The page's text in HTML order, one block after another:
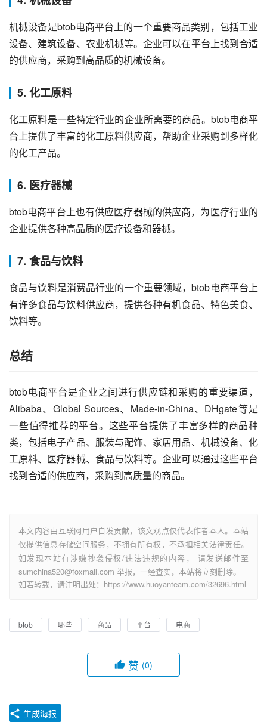
机械设备是btob电商平台上的一个重要商品类别，包括工业
设备、建筑设备、农业机械等。企业可以在平台上找到合适
的供应商，采购到高品质的机械设备。
5. 化工原料
化工原料是一些特定行业的企业所需要的商品。btob电商平
台上提供了丰富的化工原料供应商，帮助企业采购到多样化
的化工产品。
6. 医疗器械
btob电商平台上也有供应医疗器械的供应商，为医疗行业的
企业提供各种高品质的医疗设备和器械。
7. 食品与饮料
食品与饮料是消费品行业的一个重要领域，btob电商平台上
有许多食品与饮料供应商，提供各种有机食品、特色美食、
饮料等。
总结
btob电商平台是企业之间进行供应链和采购的重要渠道，
Alibaba、Global Sources、Made-in-China、DHgate等是
一些值得推荐的平台。这些平台提供了丰富多样的商品种
类，包括电子产品、服装与配饰、家居用品、机械设备、化
工原料、医疗器械、食品与饮料等。企业可以通过这些平台
找到合适的供应商，采购到高质量的商品。
本文内容由互联网用户自发贡献，该文观点仅代表作者本人。本站
仅提供信息存储空间服务，不拥有所有权，不承担相关法律责任。
如发现本站有涉嫌抄袭侵权/违法违规的内容， 请发送邮件至
sumchina520@foxmail.com 举报，一经查实，本站将立刻删除。
如若转载，请注明出处：https://www.huoyanteam.com/32696.html
btob 哪些 商品 平台 电商
赞 (0)
生成海报